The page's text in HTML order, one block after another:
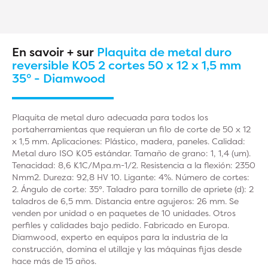
En savoir + sur Plaquita de metal duro
reversible K05 2 cortes 50 x 12 x 1,5 mm
35° - Diamwood
Plaquita de metal duro adecuada para todos los
portaherramientas que requieran un filo de corte de 50 x 12
x 1,5 mm. Aplicaciones: Plástico, madera, paneles. Calidad:
Metal duro ISO K05 estándar. Tamaño de grano: 1, 1,4 (um).
Tenacidad: 8,6 K1C/Mpa.m-1/2. Resistencia a la flexión: 2350
Nmm2. Dureza: 92,8 HV 10. Ligante: 4%. Número de cortes:
2. Ángulo de corte: 35°. Taladro para tornillo de apriete (d): 2
taladros de 6,5 mm. Distancia entre agujeros: 26 mm. Se
venden por unidad o en paquetes de 10 unidades. Otros
perfiles y calidades bajo pedido. Fabricado en Europa.
Diamwood, experto en equipos para la industria de la
construcción, domina el utillaje y las máquinas fijas desde
hace más de 15 años.